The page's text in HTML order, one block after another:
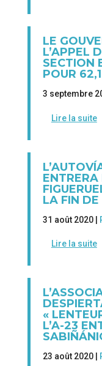
LE
L’APPEL
SECTION
POUR
3 septembre
Lire la suite
ENTRERA
LA FIN DE
31 août 2020 |
Lire la suite
«
L’A-23
23 août 2020 |